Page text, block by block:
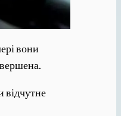
вони
відчутне